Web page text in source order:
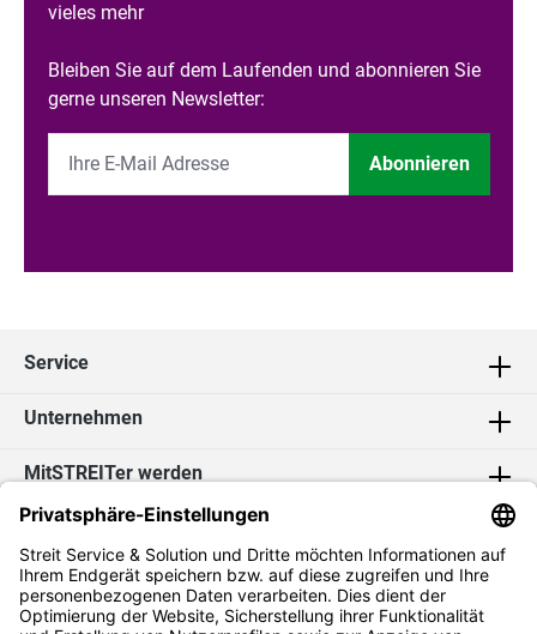
vieles mehr
Bleiben Sie auf dem Laufenden und abonnieren Sie
gerne unseren Newsletter:
Abonnieren
Service
Unternehmen
MitSTREITer werden
Kontakt
Social Media